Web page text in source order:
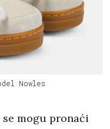
Nowles
mogu pronaći